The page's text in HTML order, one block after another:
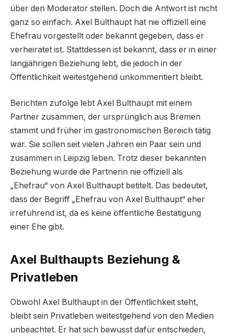
über den Moderator stellen. Doch die Antwort ist nicht
ganz so einfach. Axel Bulthaupt hat nie offiziell eine
Ehefrau vorgestellt oder bekannt gegeben, dass er
verheiratet ist. Stattdessen ist bekannt, dass er in einer
langjährigen Beziehung lebt, die jedoch in der
Öffentlichkeit weitestgehend unkommentiert bleibt.
Berichten zufolge lebt Axel Bulthaupt mit einem
Partner zusammen, der ursprünglich aus Bremen
stammt und früher im gastronomischen Bereich tätig
war. Sie sollen seit vielen Jahren ein Paar sein und
zusammen in Leipzig leben. Trotz dieser bekannten
Beziehung wurde die Partnerin nie offiziell als
„Ehefrau“ von Axel Bulthaupt betitelt. Das bedeutet,
dass der Begriff „Ehefrau von Axel Bulthaupt“ eher
irreführend ist, da es keine öffentliche Bestätigung
einer Ehe gibt.
Axel Bulthaupts Beziehung &
Privatleben
Obwohl Axel Bulthaupt in der Öffentlichkeit steht,
bleibt sein Privatleben weitestgehend von den Medien
unbeachtet. Er hat sich bewusst dafür entschieden,